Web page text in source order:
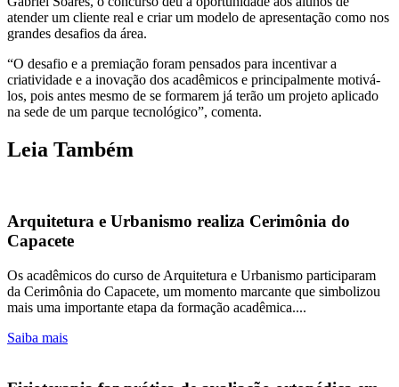
atender um cliente real e criar um modelo de apresentação como nos
grandes desafios da área.
“O desafio e a premiação foram pensados para incentivar a
criatividade e a inovação dos acadêmicos e principalmente motivá-
los, pois antes mesmo de se formarem já terão um projeto aplicado
na sede de um parque tecnológico”, comenta.
Leia Também
Arquitetura e Urbanismo realiza Cerimônia do
Capacete
Os acadêmicos do curso de Arquitetura e Urbanismo participaram
da Cerimônia do Capacete, um momento marcante que simbolizou
mais uma importante etapa da formação acadêmica....
Saiba mais